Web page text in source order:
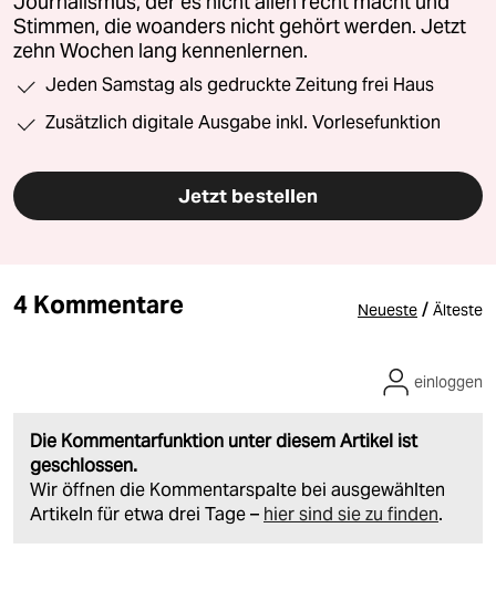
Stimmen, die woanders nicht gehört werden. Jetzt
zehn Wochen lang kennenlernen.
Jeden Samstag als gedruckte Zeitung frei Haus
Zusätzlich digitale Ausgabe inkl. Vorlesefunktion
Jetzt bestellen
4 Kommentare Neueste / Älteste
Die Kommentarfunktion unter diesem Artikel ist
geschlossen.
Wir öffnen die Kommentarspalte bei ausgewählten
Artikeln für etwa drei Tage – hier sind sie zu finden.
einloggen